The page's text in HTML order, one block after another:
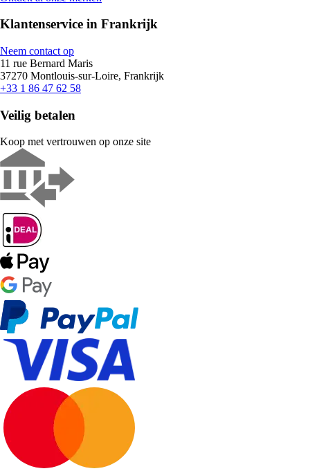
Klantenservice in Frankrijk
Neem contact op
11 rue Bernard Maris
37270 Montlouis-sur-Loire, Frankrijk
+33 1 86 47 62 58
Veilig betalen
Koop met vertrouwen op onze site